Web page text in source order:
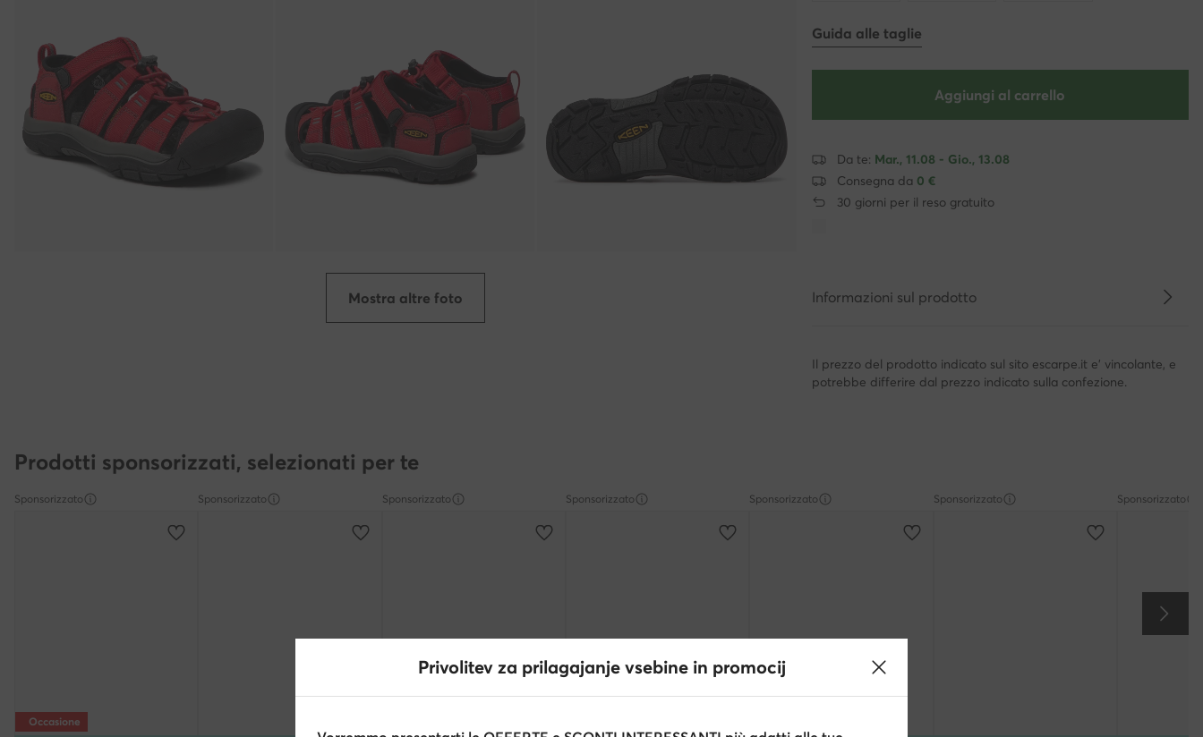
Mostra altre foto
Guida alle taglie
Aggiungi al carrello
Da te: Mar., 11.08 - Gio., 13.08
Consegna da 0 €
30 giorni per il reso gratuito
Informazioni sul prodotto
Il prezzo del prodotto indicato sul sito escarpe.it e' vincolante, e
potrebbe differire dal prezzo indicato sulla confezione.
Prodotti sponsorizzati, selezionati per te
Sponsorizzato
Occasione
Sponsorizzato Sponsorizzato Sponsorizzato Sponsorizzato Sponsorizzato Sponsorizzato
Privolitev za prilagajanje vsebine in promocij